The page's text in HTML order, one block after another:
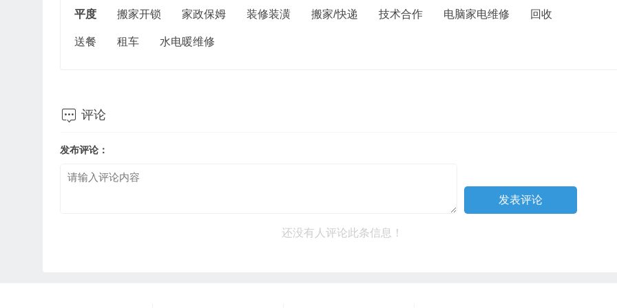
平度 搬家开锁 家政保姆 装修装潢 搬家/快递 技术合作 电脑家电维修 回收
送餐 租车 水电暖维修
 评论
发布评论：
还没有人评论此条信息！